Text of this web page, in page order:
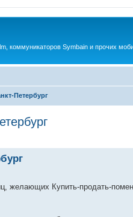
коммуникаторов Symbain и прочих
Петербург
желающих Купить-продать-